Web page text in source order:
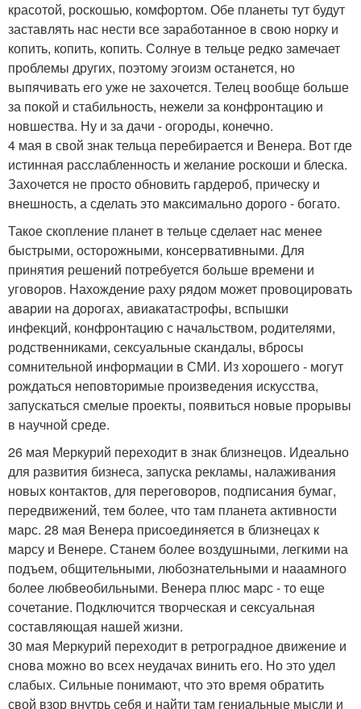
красотой, роскошью, комфортом. Обе планеты тут будут
заставлять нас нести все заработанное в свою норку и
копить, копить, копить. Солнуе в тельце редко замечает
проблемы других, поэтому эгоизм останется, но
выпячивать его уже не захочется. Телец вообще больше
за покой и стабильность, нежели за конфронтацию и
новшества. Ну и за дачи - огороды, конечно.
4 мая в свой знак тельца перебирается и Венера. Вот где
истинная расслабленность и желание роскоши и блеска.
Захочется не просто обновить гардероб, прическу и
внешность, а сделать это максимально дорого - богато.
Такое скопление планет в тельце сделает нас менее
быстрыми, осторожными, консервативными. Для
принятия решений потребуется больше времени и
уговоров. Нахождение раху рядом может провоцировать
аварии на дорогах, авиакатастрофы, вспышки
инфекций, конфронтацию с начальством, родителями,
родственниками, сексуальные скандалы, вбросы
сомнительной информации в СМИ. Из хорошего - могут
рождаться неповторимые произведения искусства,
запускаться смелые проекты, появиться новые прорывы
в научной среде.
26 мая Меркурий переходит в знак близнецов. Идеально
для развития бизнеса, запуска рекламы, налаживания
новых контактов, для переговоров, подписания бумаг,
передвижений, тем более, что там планета активности
марс. 28 мая Венера присоединяется в близнецах к
марсу и Венере. Станем более воздушными, легкими на
подъем, общительными, любознательными и нааамного
более любвеобильными. Венера плюс марс - то еще
сочетание. Подключится творческая и сексуальная
составляющая нашей жизни.
30 мая Меркурий переходит в ретроградное движение и
снова можно во всех неудачах винить его. Но это удел
слабых. Сильные понимают, что это время обратить
свой взор внутрь себя и найти там гениальные мысли и